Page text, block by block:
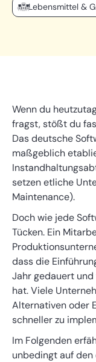
Lebensmittel &
Wenn du
fragst, stößt du
Das deutsche
maßgeblich
setzen etliche
Maintenance).
Doch wie jede
Tücken. Ein
dass die
Jahr gedauert und
hat. Viele
Alternativen oder
schneller zu
Im Folgenden
unbedingt auf